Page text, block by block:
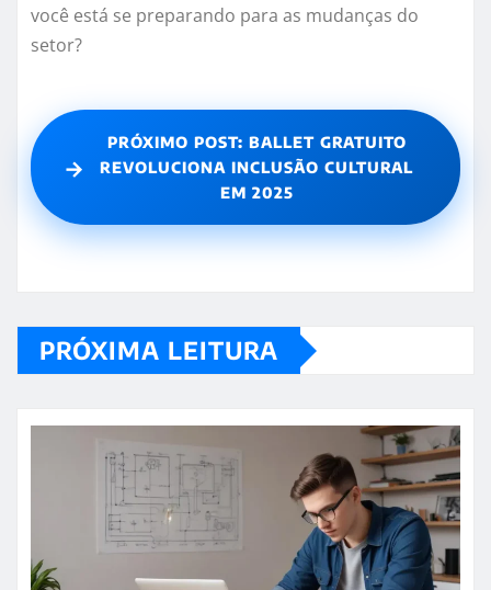
você está se preparando para as mudanças do
setor?
→
PRÓXIMO POST: BALLET GRATUITO
REVOLUCIONA INCLUSÃO CULTURAL
EM 2025
PRÓXIMA LEITURA